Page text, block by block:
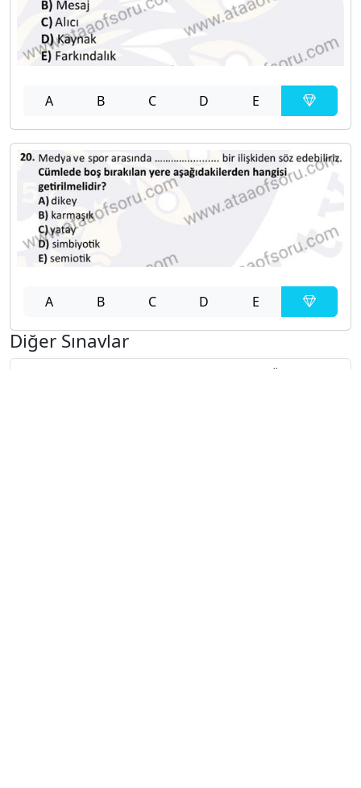
A B C D E
A B C D E
Diğer Sınavlar
2021-2022 Yaz Okulu Dönemi Mezuniyet Üç Ders